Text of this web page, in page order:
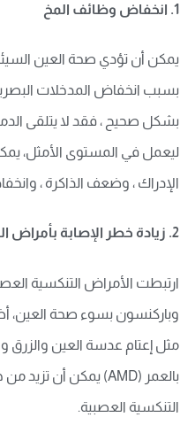
1. انخفاض وظائف المخ
يمكن أن تؤدي صحة العين
بسبب انخفاض المدخلات
بشكل صحيح ، فقد لا يتلقى
ليعمل في المستوى الأمثل،
الإدراك ، وضعف الذاكرة ،
2. زيادة خطر الإصابة بأمراض التنكس العصبي
ارتبطت الأمراض التنكسية
وباركنسون بسوء صحة العين،
مثل إعتام عدسة العين والزرق
بالعمر (AMD) يمكن أن تزيد من
التنكسية العصبية.